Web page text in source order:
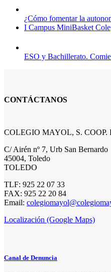
¿Cómo fomentar la
I Campus MiniBasket
ESO y Bachillerato.
CONTÁCTANOS
COLEGIO MAYOL, S. COOP.
C/ Airén nº 7, Urb San Bernardo
45004, Toledo
TOLEDO
TLF: 925 22 07 33
FAX: 925 22 20 84
Email:
Localización (Google Maps)
Canal de Denuncia